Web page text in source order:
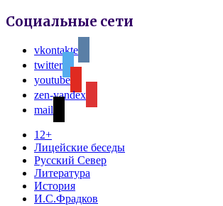
Социальные сети
vkontakte
twitter
youtube
zen-yandex
mail
12+
Лицейские беседы
Русский Север
Литература
История
И.С.Фрадков